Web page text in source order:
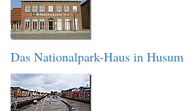
Das Nationalpark-Haus in Husum